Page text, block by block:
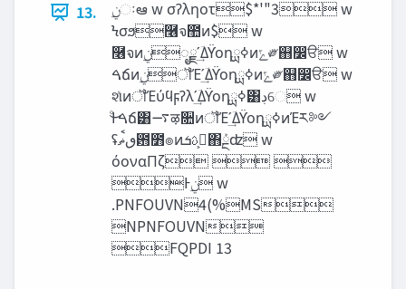
13.
Ϟσϧ࿦จ಺ͷ$ w
࿦จͷ࣮‫ݧ‬ೖྗʹؔ͢Δϔοηߦྻͷ‫ݻ‬༗஋෼ੳ w
ࠓճͷ࣮‫ݧ‬ॏΈʹؔ͢Δϔοηߦྻͷ‫ݻ‬༗஋෼ੳ w
શͯͷॏΈύϥϝʔλʹؔ͢Δϔοηߦྻ͸‫ڊ‬େ w
ͦ͜Ͱࠓճ͸࠷ऴ૚ͷॏΈʹؔ͢ΔϔοηߦྻͷΈར༻
ʢ‫఻ٯࠩޡ‬೻๏ͷ‫࠷͕ࢉܭ‬΋ܰྔʣ w
όοναΠζ  
Ͱ࣮‫ݧ‬ w
.PNFOUVN4(%MS
NPNFOUVN
FQPDI 13